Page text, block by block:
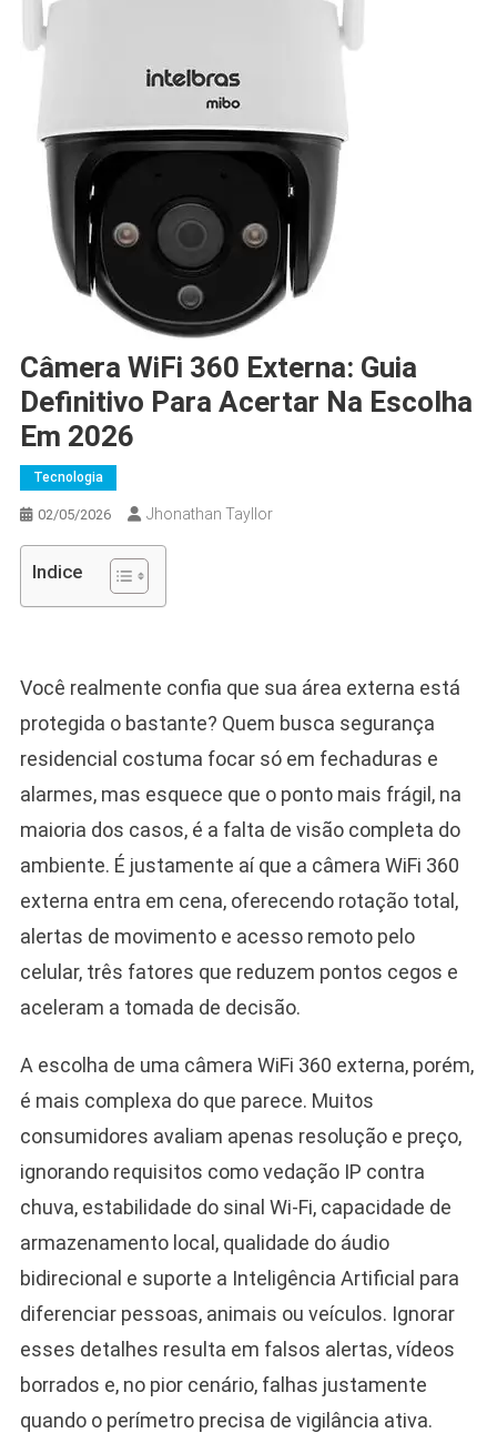
Câmera WiFi 360 Externa: Guia
Definitivo Para Acertar Na Escolha
Em 2026
Tecnologia
02/05/2026 Jhonathan Tayllor
Indice
Você realmente confia que sua área externa está
protegida o bastante? Quem busca segurança
residencial costuma focar só em fechaduras e
alarmes, mas esquece que o ponto mais frágil, na
maioria dos casos, é a falta de visão completa do
ambiente. É justamente aí que a câmera WiFi 360
externa entra em cena, oferecendo rotação total,
alertas de movimento e acesso remoto pelo
celular, três fatores que reduzem pontos cegos e
aceleram a tomada de decisão.
A escolha de uma câmera WiFi 360 externa, porém,
é mais complexa do que parece. Muitos
consumidores avaliam apenas resolução e preço,
ignorando requisitos como vedação IP contra
chuva, estabilidade do sinal Wi-Fi, capacidade de
armazenamento local, qualidade do áudio
bidirecional e suporte a Inteligência Artificial para
diferenciar pessoas, animais ou veículos. Ignorar
esses detalhes resulta em falsos alertas, vídeos
borrados e, no pior cenário, falhas justamente
quando o perímetro precisa de vigilância ativa.